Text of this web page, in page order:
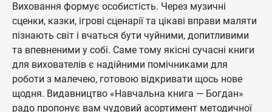
Виховання формує особистість. Через музичні
сценки, казки, ігрові сценарії та цікаві вправи маляти
пізнають світ і вчаться бути чуйними, допитливими
та впевненими у собі. Саме тому якісні сучасні книги
для вихователів є надійними помічниками для
роботи з малечею, готовою відкривати щось нове
щодня. Видавництво «Навчальна книга — Богдан»
радо пропонує вам чудовий асортимент методичної